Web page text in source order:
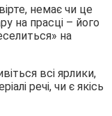
немає чи це
на прасці – його
на
всі ярлики,
речі, чи є якісь